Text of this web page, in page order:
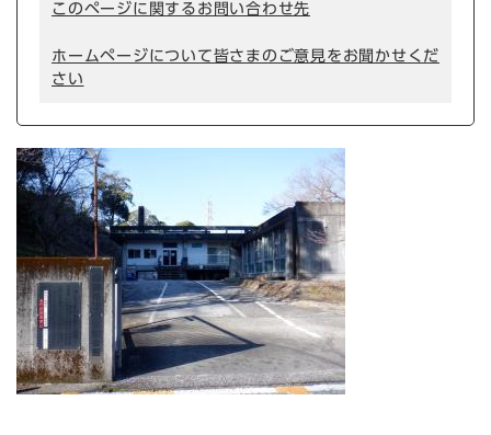
このページに関するお問い合わせ先
ホームページについて皆さまのご意見をお聞かせくだ
さい